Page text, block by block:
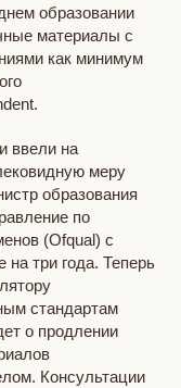
образовании
материалы с
как минимум
ввели на
меру
образования
по
(Ofqual) с
на три года. Теперь
стандартам
о продлении
Консультации